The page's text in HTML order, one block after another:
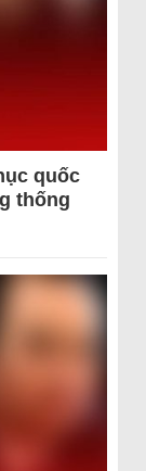
quốc
thống